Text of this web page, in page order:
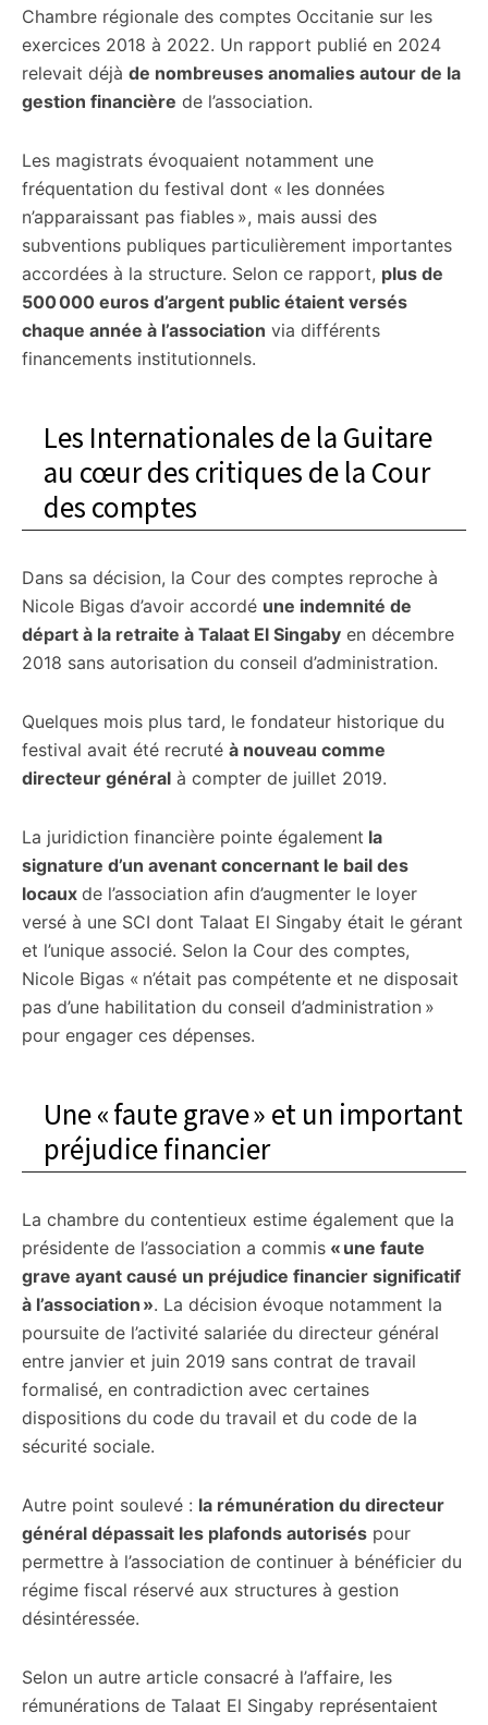
Chambre régionale des comptes Occitanie sur les
exercices 2018 à 2022. Un rapport publié en 2024
relevait déjà de nombreuses anomalies autour de la
gestion financière de l’association.
Les magistrats évoquaient notamment une
fréquentation du festival dont « les données
n’apparaissant pas fiables », mais aussi des
subventions publiques particulièrement importantes
accordées à la structure. Selon ce rapport, plus de
500 000 euros d’argent public étaient versés
chaque année à l’association via différents
financements institutionnels.
Les Internationales de la Guitare
au cœur des critiques de la Cour
des comptes
Dans sa décision, la Cour des comptes reproche à
Nicole Bigas d’avoir accordé une indemnité de
départ à la retraite à Talaat El Singaby en décembre
2018 sans autorisation du conseil d’administration.
Quelques mois plus tard, le fondateur historique du
festival avait été recruté à nouveau comme
directeur général à compter de juillet 2019.
La juridiction financière pointe également la
signature d’un avenant concernant le bail des
locaux de l’association afin d’augmenter le loyer
versé à une SCI dont Talaat El Singaby était le gérant
et l’unique associé. Selon la Cour des comptes,
Nicole Bigas « n’était pas compétente et ne disposait
pas d’une habilitation du conseil d’administration »
pour engager ces dépenses.
Une « faute grave » et un important
préjudice financier
La chambre du contentieux estime également que la
présidente de l’association a commis « une faute
grave ayant causé un préjudice financier significatif
à l’association ». La décision évoque notamment la
poursuite de l’activité salariée du directeur général
entre janvier et juin 2019 sans contrat de travail
formalisé, en contradiction avec certaines
dispositions du code du travail et du code de la
sécurité sociale.
Autre point soulevé : la rémunération du directeur
général dépassait les plafonds autorisés pour
permettre à l’association de continuer à bénéficier du
régime fiscal réservé aux structures à gestion
désintéressée.
Selon un autre article consacré à l’affaire, les
rémunérations de Talaat El Singaby représentaient